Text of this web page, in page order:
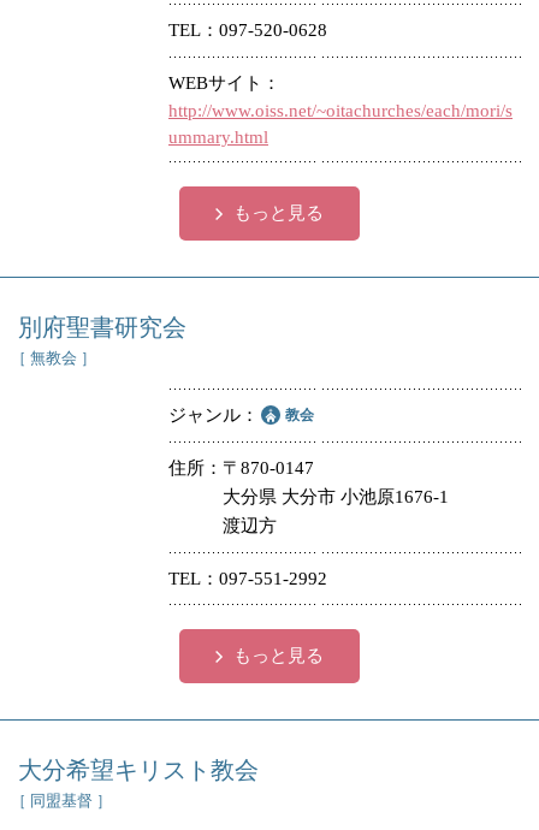
TEL 097-520-0628
WEBサイト
http://www.oiss.net/~oitachurches/each/mori/s
ummary.html
もっと見る
別府聖書研究会
［ 無教会 ］
ジャンル 教会
住所
〒870-0147
大分県 大分市 小池原1676-1
渡辺方
TEL 097-551-2992
もっと見る
大分希望キリスト教会
［ 同盟基督 ］